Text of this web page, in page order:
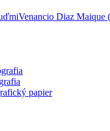
Venancio Diaz Maique
papier